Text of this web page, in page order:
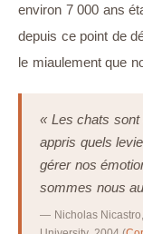
environ 7 000 ans
depuis ce point de
le miaulement que
« Les chats sont
appris quels
gérer nos
sommes nous
— Nicholas Nicastro,